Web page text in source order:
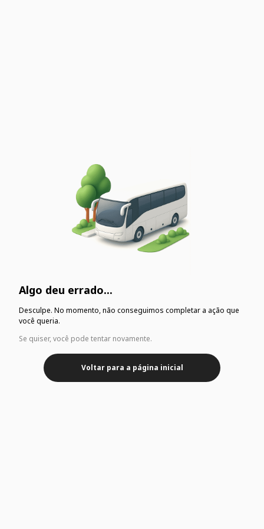
Algo deu errado...
Desculpe. No momento, não conseguimos completar a ação que
você queria.
Se quiser, você pode tentar novamente.
Voltar para a página inicial